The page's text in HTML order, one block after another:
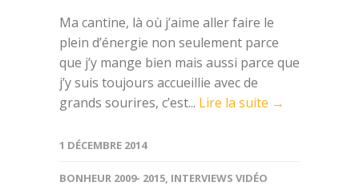
Ma cantine, là où j’aime aller faire le
plein d’énergie non seulement parce
que j’y mange bien mais aussi parce que
j’y suis toujours accueillie avec de
grands sourires, c’est... Lire la suite →
1 DÉCEMBRE 2014
BONHEUR 2009- 2015, INTERVIEWS VIDÉO